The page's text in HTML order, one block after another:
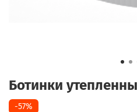
Ботинки
-57%